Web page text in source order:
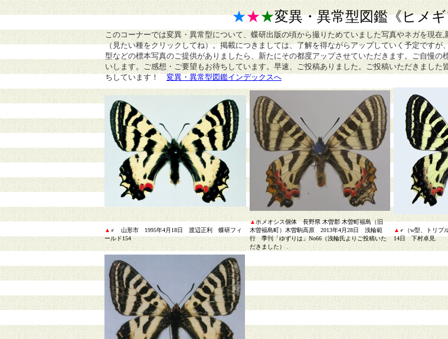
★★★変異・異常型図鑑《ヒメ
このコーナーでは変異・異常型について、蝶研出版の頃から撮りためていました写真やネガを現
（見たい種をクリックしてね）。掲載につきましては、了解を得ながらアップしていく予定ですが
型などの標本写真のご提供がありましたら、新たにその都度アップさせていただきます。ご自慢
いします。ご感想・ご要望もお待ちしています。早速、ご投稿ありました。ご投稿いただきまし
ちしています！ 変異・異常型図鑑インデックスへ
▲ ♂ 山形市 1995年4月18日 渡辺正利
蝶研フィ
ールド154
▲ホメオシス個体 長野県 木曽郡 木曽町福島（旧
木曽福島町）木曽駒高原 2013年4月28日 浅輪範
行季刊「ゆずりは」No66（浅輪氏よりご投稿いた
だきました） .
▲ ♂（w型、トリプ
14日 下村卓見.